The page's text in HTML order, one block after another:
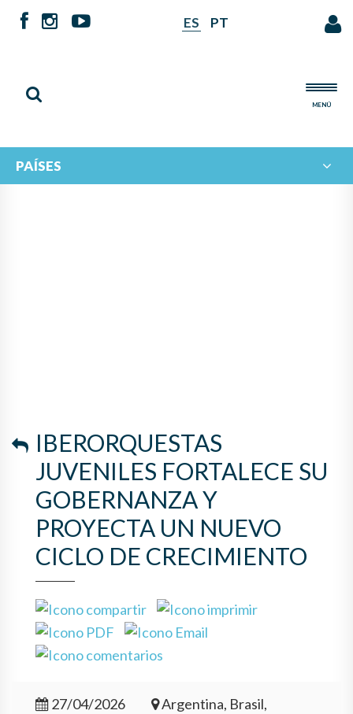
ES PT
MENÚ
PAÍSES
IBERORQUESTAS
JUVENILES FORTALECE SU
GOBERNANZA Y
PROYECTA UN NUEVO
CICLO DE CRECIMIENTO
27/04/2026
Argentina, Brasil,